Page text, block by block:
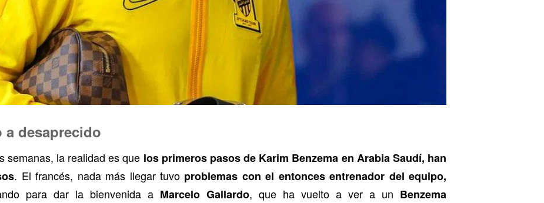
a desaprecido
semanas, la realidad es que los primeros pasos de Karim Benzema en Arabia Saudí, han
. El francés, nada más llegar tuvo problemas con el entonces entrenador del equipo,
para dar la bienvenida a Marcelo Gallardo, que ha vuelto a ver a un Benzema